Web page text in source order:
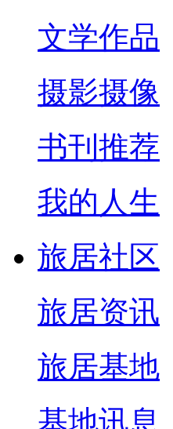
文学作品
摄影摄像
书刊推荐
我的人生
旅居社区
旅居资讯
旅居基地
基地讯息